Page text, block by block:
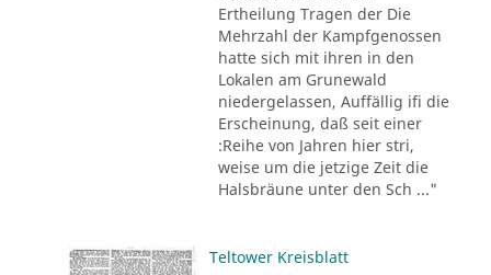
Ertheilung Tragen der Die
Mehrzahl der Kampfgenossen
hatte sich mit ihren in den
Lokalen am Grunewald
niedergelassen, Auffällig ifi die
Erscheinung, daß seit einer
:Reihe von Jahren hier stri,
weise um die jetzige Zeit die
Halsbräune unter den Sch ..."
Teltower Kreisblatt